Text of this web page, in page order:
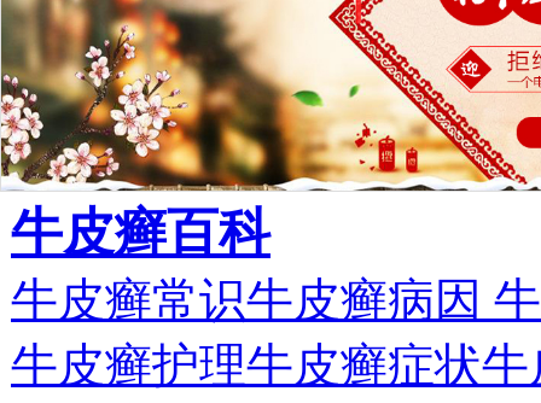
牛皮癣百科
牛皮癣常识牛皮癣病因
牛皮癣护理牛皮癣症状牛